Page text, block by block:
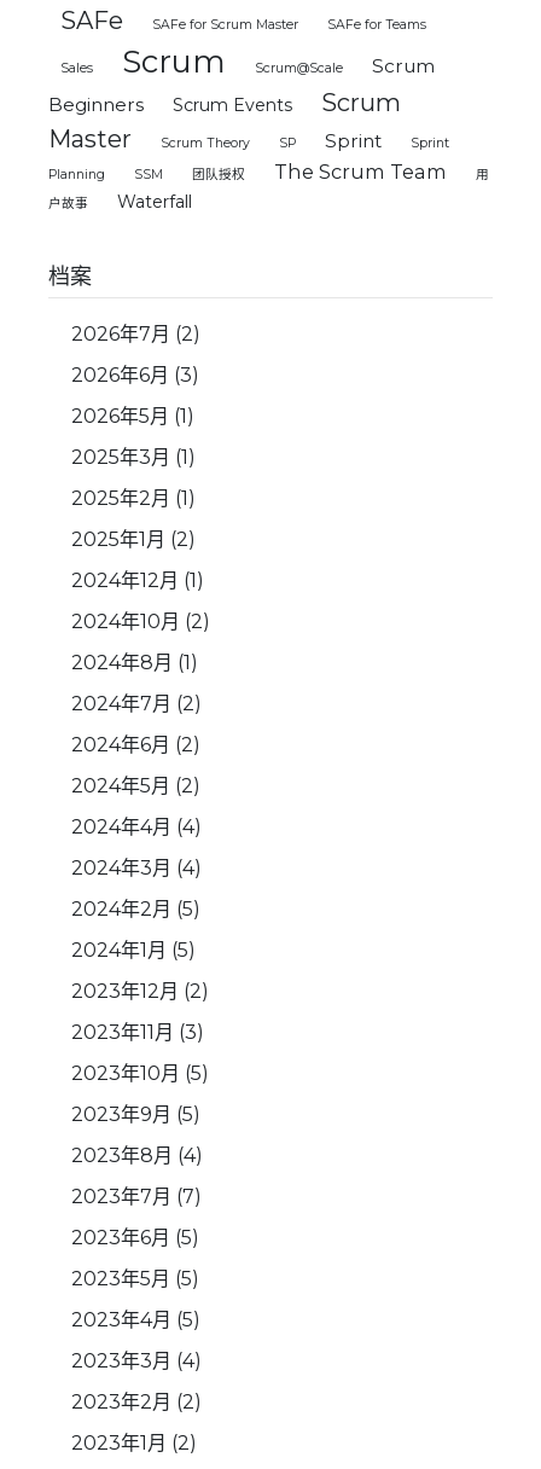
SAFe SAFe for Scrum Master SAFe for Teams
Sales Scrum Scrum@Scale
Scrum
Beginners
Scrum Events
Scrum
Master
Scrum Theory SP Sprint
Sprint
Planning
SSM 团队授权 The Scrum Team
用
户故事
Waterfall
档案
2026年7月 (2)
2026年6月 (3)
2026年5月 (1)
2025年3月 (1)
2025年2月 (1)
2025年1月 (2)
2024年12月 (1)
2024年10月 (2)
2024年8月 (1)
2024年7月 (2)
2024年6月 (2)
2024年5月 (2)
2024年4月 (4)
2024年3月 (4)
2024年2月 (5)
2024年1月 (5)
2023年12月 (2)
2023年11月 (3)
2023年10月 (5)
2023年9月 (5)
2023年8月 (4)
2023年7月 (7)
2023年6月 (5)
2023年5月 (5)
2023年4月 (5)
2023年3月 (4)
2023年2月 (2)
2023年1月 (2)